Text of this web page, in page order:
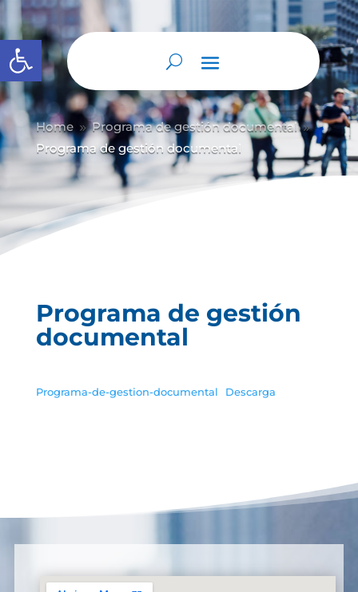
Abrir barra de herramientas
Home 9 Programa de gestión documental 9
Programa de gestión documental
Programa de gestión
documental
Programa-de-gestion-documental Descarga